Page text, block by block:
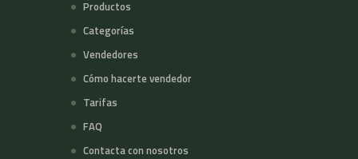
Productos
Categorías
Vendedores
Cómo hacerte vendedor
Tarifas
FAQ
Contacta con nosotros